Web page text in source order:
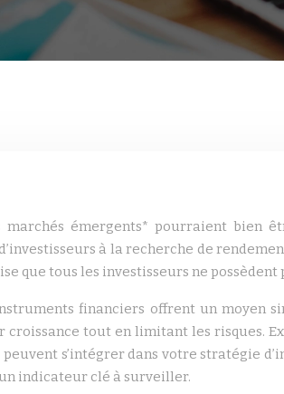
émergents* pourraient bien
à la recherche de
que tous les investisseurs ne possèdent
financiers offrent un moyen
tout en limitant les risques.
s’intégrer dans votre stratégie
indicateur clé à surveiller.